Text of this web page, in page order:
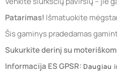
Patarimas! Išmatuokite
Šis gaminys pradedamas
Sukurkite derinį su
Informacija ES GPSR: Daugiau